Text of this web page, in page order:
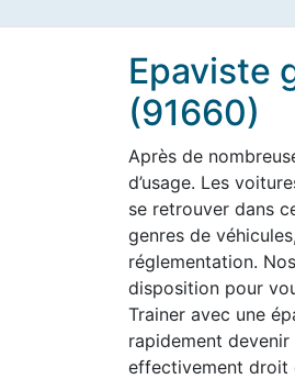
Epaviste
(91660)
Après de
d’usage. Les
se retrouver dans
genres de
réglementation.
disposition pour
Trainer avec une
rapidement
effectivement droit